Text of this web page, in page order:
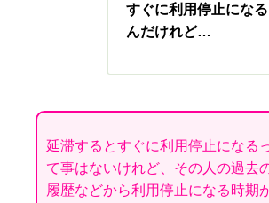
すぐに利用停止にな
んだけれど…
延滞するとすぐに利用停止になる
て事はないけれど、その人の過去
履歴などから利用停止になる時期